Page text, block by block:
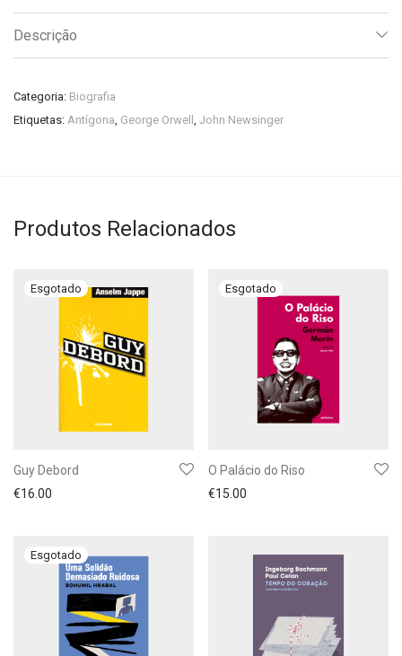
Descrição
Categoria: Biografia
Etiquetas: Antígona, George Orwell , John Newsinger
Produtos Relacionados
Guy Debord
€16.00
O Palácio do Riso
€15.00